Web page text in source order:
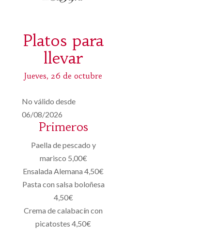
Platos para
llevar
Jueves, 26 de octubre
No válido desde
06/08/2026
Primeros
Paella de pescado y
marisco 5,00€
Ensalada Alemana 4,50€
Pasta con salsa boloñesa
4,50€
Crema de calabacín con
picatostes 4,50€